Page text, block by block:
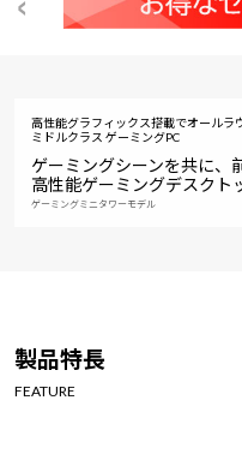
高性能グラフィックス搭載でオールラ
ミドルクラス ゲーミングPC
ゲーミングシーンを共に、
高性能ゲーミングデスクト
ゲーミングミニタワーモデル
製品特長
FEATURE